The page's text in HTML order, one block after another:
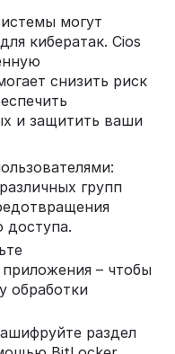
могут
кибератак. Cios
снизить риск
и защитить ваши
групп
доступа.
– чтобы
обработки
раздел